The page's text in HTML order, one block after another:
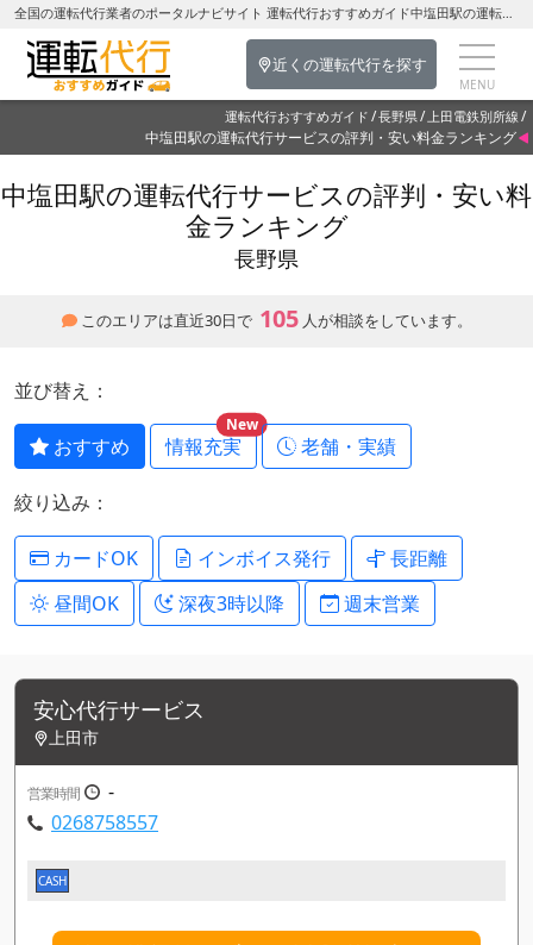
全国の運転代行業者のポータルナビサイト 運転代行おすすめガイド中塩田駅の運転代行を探す-長野県の運転代行
近くの運転代行を探す
運転代行おすすめガイド 長野県 上田電鉄別所線
中塩田駅の運転代行サービスの評判・安い料金ランキング
中塩田駅の運転代行サービスの評判・安い料
金ランキング
長野県
このエリアは直近30日で 105 人が相談をしています。
並び替え：
おすすめ 情報充実
New
老舗・実績
絞り込み：
カードOK インボイス発行
長距離
昼間OK
深夜3時以降 週末営業
安心代行サービス
上田市
営業時間
-
0268758557
CASH